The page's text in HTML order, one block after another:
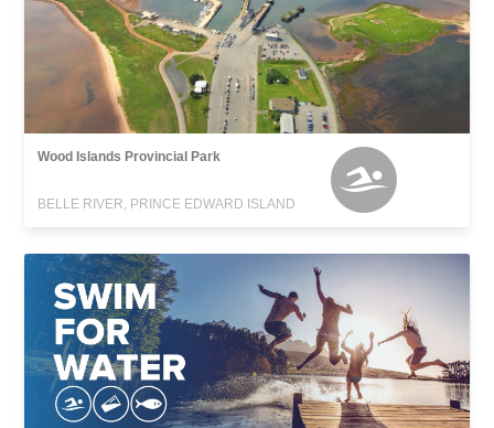
Wood Islands Provincial Park
BELLE RIVER, PRINCE EDWARD ISLAND